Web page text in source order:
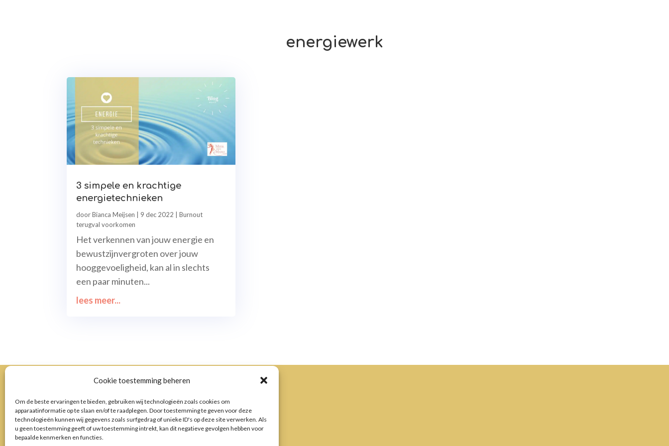
Cookie toestemming beheren
Om de beste ervaringen te bieden, gebruiken wij technologieën zoals cookies om
apparaatinformatie op te slaan en/of te raadplegen. Door toestemming te geven voor deze
technologieën kunnen wij gegevens zoals surfgedrag of unieke ID's op deze site verwerken. Als
u geen toestemming geeft of uw toestemming intrekt, kan dit negatieve gevolgen hebben voor
bepaalde kenmerken en functies.
energiewerk
3 simpele en krachtige
energietechnieken
doorBianca Meijsen 9 dec 2022 |Burnout
terugval voorkomen
Het verkennen van jouw energie en
bewustzijnvergroten over jouw
hooggevoeligheid, kan al in slechts
een paar minuten...
lees meer...